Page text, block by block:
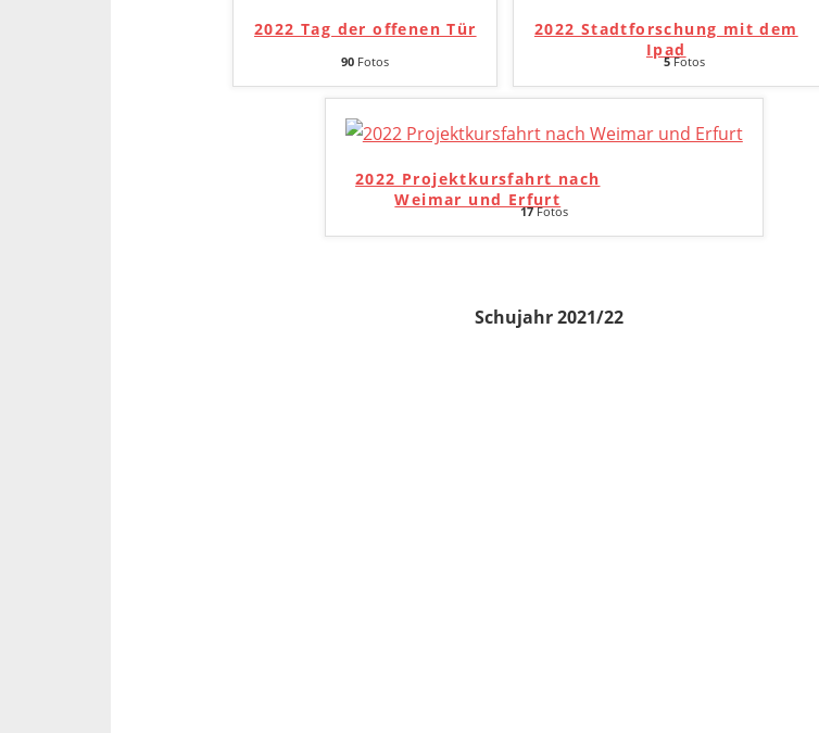
2022 Tag der offenen Tür
90 Fotos
2022 Stadtforschung mit dem
Ipad
5Fotos
2022 Projektkursfahrt nach
Weimar und Erfurt
17Fotos
Schujahr 2021/22